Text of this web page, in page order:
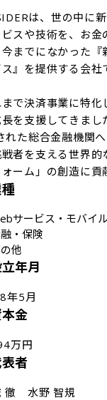
は、世の中に
スや技術を、お金
今までになかった『
』を提供する会社
まで決済事業に特化
を支援してきまし
れた総合金融機関へ
戦者を支える世界的
ォーム」の創造に貢
サービス・モバイ
・保険
他
年月
年5月
金
万円
者
徹　水野 智規